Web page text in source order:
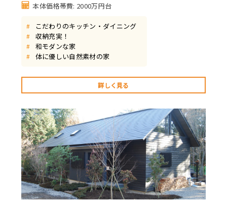
本体価格帯費: 2000万円台
# こだわりのキッチン・ダイニング
# 収納充実！
# 和モダンな家
# 体に優しい自然素材の家
詳しく見る